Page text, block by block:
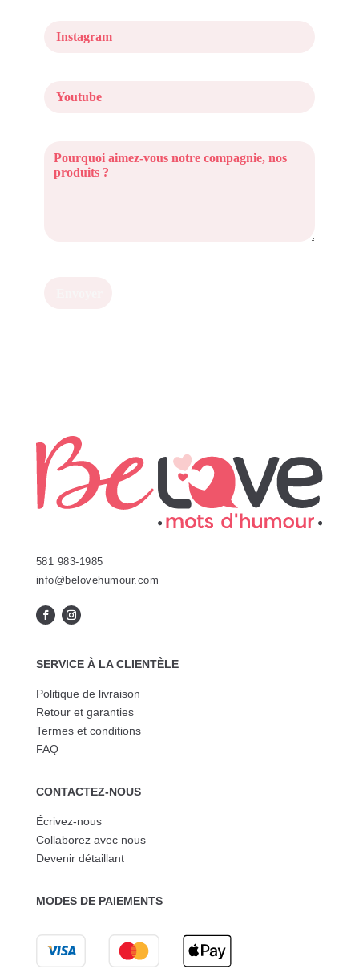
581 983-1985
info@belovehumour.com
SERVICE À LA CLIENTÈLE
Politique de livraison
Retour et garanties
Termes et conditions
FAQ
CONTACTEZ-NOUS
Écrivez-nous
Collaborez avec nous
Devenir détaillant
MODES DE PAIEMENTS